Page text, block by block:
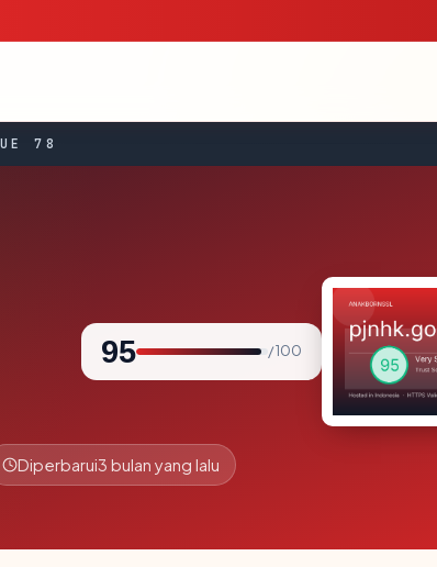
78
95 / 100
Diperbarui3 bulan yang lalu